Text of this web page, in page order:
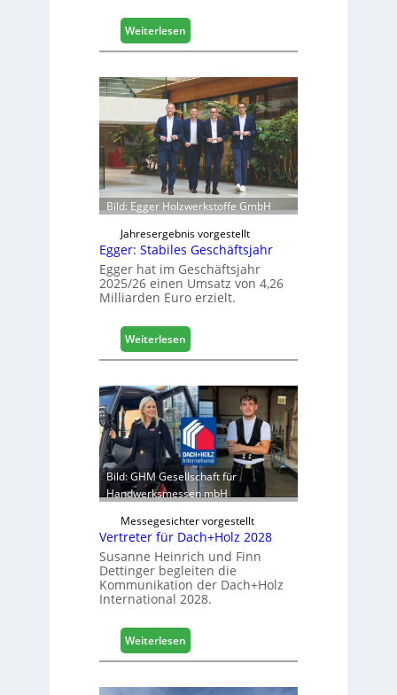
i
i
e
r
t
s
c
h
Weiterlesen:
H
f
e
l
e
e
r
ö
f
f
n
e
t
L
o
s
i
k
b
e
r
e
i
c
h
Bild: Egger Holzwerkstoffe GmbH
Jahresergebnis vorgestellt
Egger: Stabiles Geschäftsjahr
Egger hat im Geschäftsjahr
2025/26 einen Umsatz von 4,26
Milliarden Euro erzielt.
Weiterlesen:
E
g
e
r
S
t
a
b
i
l
e
s
G
e
s
c
h
Bild: GHM Gesellschaft für
Handwerksmessen mbH
Messegesichter vorgestellt
Vertreter für Dach+Holz 2028
Susanne Heinrich und Finn
Dettinger begleiten die
Kommunikation der Dach+Holz
International 2028.
Weiterlesen:
V
r